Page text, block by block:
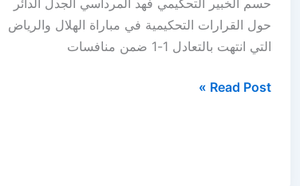
حول القرارات التحكيمية في مباراة الهلال والرياض
التي انتهت بالتعادل 1-1 ضمن منافسات
فهد
Read Post »